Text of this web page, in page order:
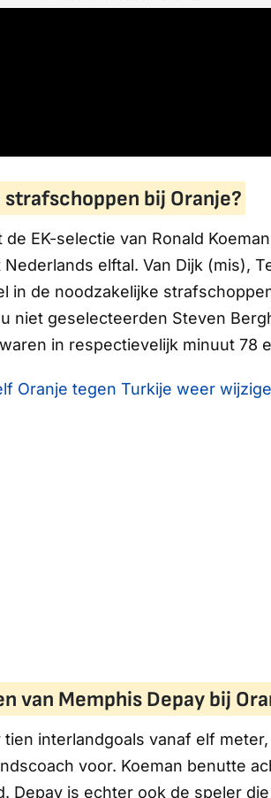
bij Oranje?
EK-selectie van Ronald
elftal. Van Dijk (mis),
in de noodzakelijke
niet geselecteerden Steven
in respectievelijk minuut 78
Oranje tegen Turkije weer
van Memphis Depay bij
interlandgoals vanaf elf
voor. Koeman benutte
Depay is echter ook de speler